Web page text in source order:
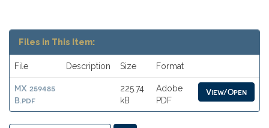
Files in This Item:
File Description Size Format
MX 259485
B.pdf
225.74
kB
Adobe
PDF
View/Open